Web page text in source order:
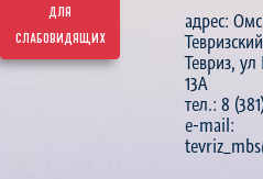
для
слабовидящих
адрес:
Тевриз,
13А
тел.: 8
e-mail: